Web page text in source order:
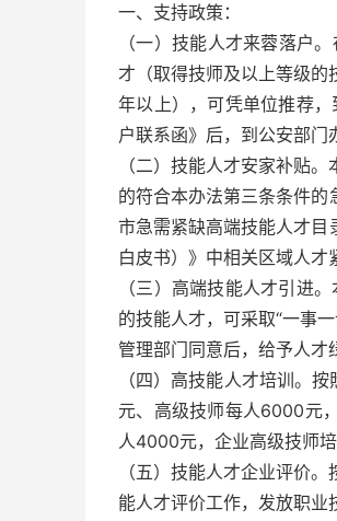
一、支持政策：
（一）技能人才来蓉落户
才（取得技师及以上等级的
年以上），可凭单位推荐
户联系函》后，到公安部门
（二）技能人才安家补贴
的符合本办法第三条条件
市急需紧缺高端技能人才
白皮书）》中相关区域人才
（三）高端技能人才引进
的技能人才，可采取“一事
管理部门同意后，给予人才
（四）高技能人才培训。
元、高级技师每人6000元
人4000元，企业高级技师
（五）技能人才企业评价
能人才评价工作，发放职业